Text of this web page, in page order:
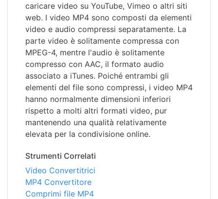
caricare video su YouTube, Vimeo o altri siti
web. I video MP4 sono composti da elementi
video e audio compressi separatamente. La
parte video è solitamente compressa con
MPEG-4, mentre l'audio è solitamente
compresso con AAC, il formato audio
associato a iTunes. Poiché entrambi gli
elementi del file sono compressi, i video MP4
hanno normalmente dimensioni inferiori
rispetto a molti altri formati video, pur
mantenendo una qualità relativamente
elevata per la condivisione online.
Strumenti Correlati
Video Convertitrici
MP4 Convertitore
Comprimi file MP4